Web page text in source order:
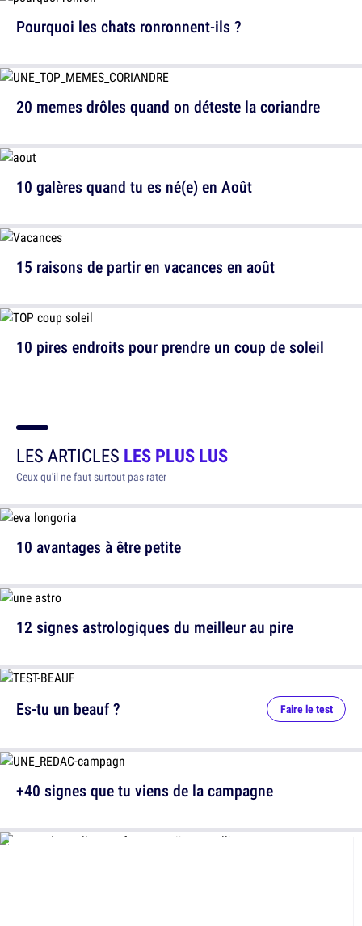
20 memes drôles quand on déteste la coriandre
15 raisons de partir en vacances en août
Pourquoi les chats ronronnent-ils ?
10 galères quand tu es né(e) en Août
10 pires endroits pour prendre un coup de soleil
LES ARTICLES LES PLUS LUS
Ceux qu'il ne faut surtout pas rater
10 avantages à être petite
12 signes astrologiques du meilleur au pire
Es-tu un beauf ? Faire le test
+40 signes que tu viens de la campagne